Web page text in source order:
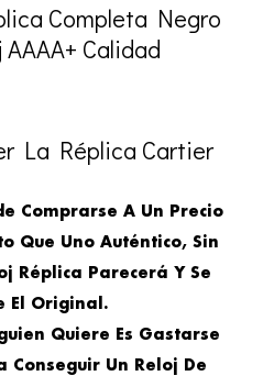
Completa Negro
Calidad
La Réplica Cartier
Comprarse A Un Precio
Que Uno Auténtico, Sin
Réplica Parecerá Y Se
El Original.
Quiere Es Gastarse
Conseguir Un Reloj De